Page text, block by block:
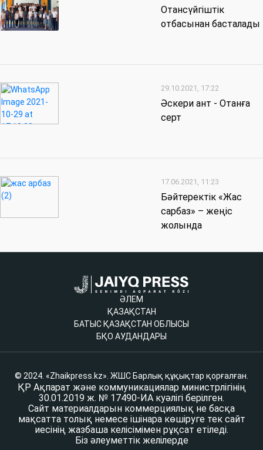
Отансүйгіштік
отбасынан басталады
29.10.2021, 17:22
Әскери ант - Отанға
серт
17.06.2021, 11:23
Бәйтеректік «Жас
сарбаз» – жеңіс
жолында
ӘЛЕМ
ҚАЗАҚСТАН
БАТЫС ҚАЗАҚСТАН ОБЛЫСЫ
БҚО АУДАНДАРЫ
© 2024. «Zhaikpress.kz». ЖШС Барлық құқықтар қорғалған.
ҚР Ақпарат және коммуникациялар министрлігінің
30.01.2019 ж. № 17490-ИА куәлігі берілген.
Сайт материалдарын коммерциялық не басқа
мақсатта толық немесе ішінара көшіруге тек сайт
иесінің жазбаша келісімімен рұқсат етіледі.
Біз әлеуметтік желілерде